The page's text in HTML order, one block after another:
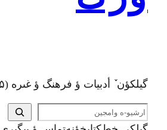
گيلکؤن ٚ أدبیات ؤ فرهنگ ؤ غىره (۲۰۰۵ تايسه)
ج
س